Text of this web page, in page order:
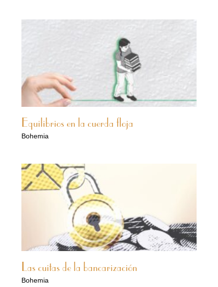
Equilibrios en la cuerda floja
Bohemia
Las cuitas de la bancarización
Bohemia